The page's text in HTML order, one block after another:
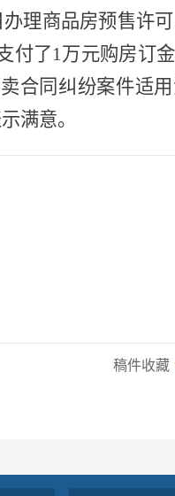
办理商品房预售许
付了1万元购房订金
合同纠纷案件适
满意。
稿件收藏